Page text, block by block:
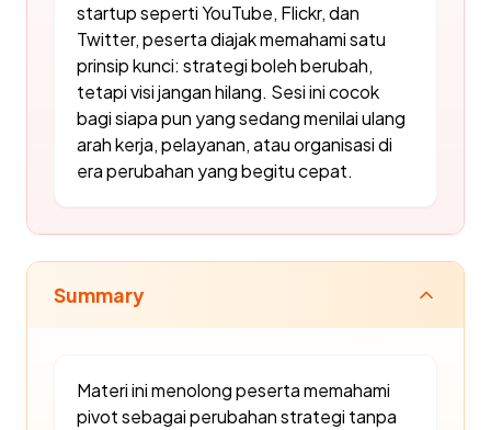
startup seperti YouTube, Flickr, dan
Twitter, peserta diajak memahami satu
prinsip kunci: strategi boleh berubah,
tetapi visi jangan hilang. Sesi ini cocok
bagi siapa pun yang sedang menilai ulang
arah kerja, pelayanan, atau organisasi di
era perubahan yang begitu cepat.
Summary
Materi ini menolong peserta memahami
pivot sebagai perubahan strategi tanpa